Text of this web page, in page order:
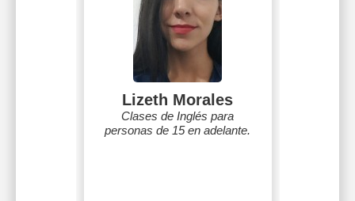
Lizeth Morales
Clases de Inglés para
personas de 15 en adelante.